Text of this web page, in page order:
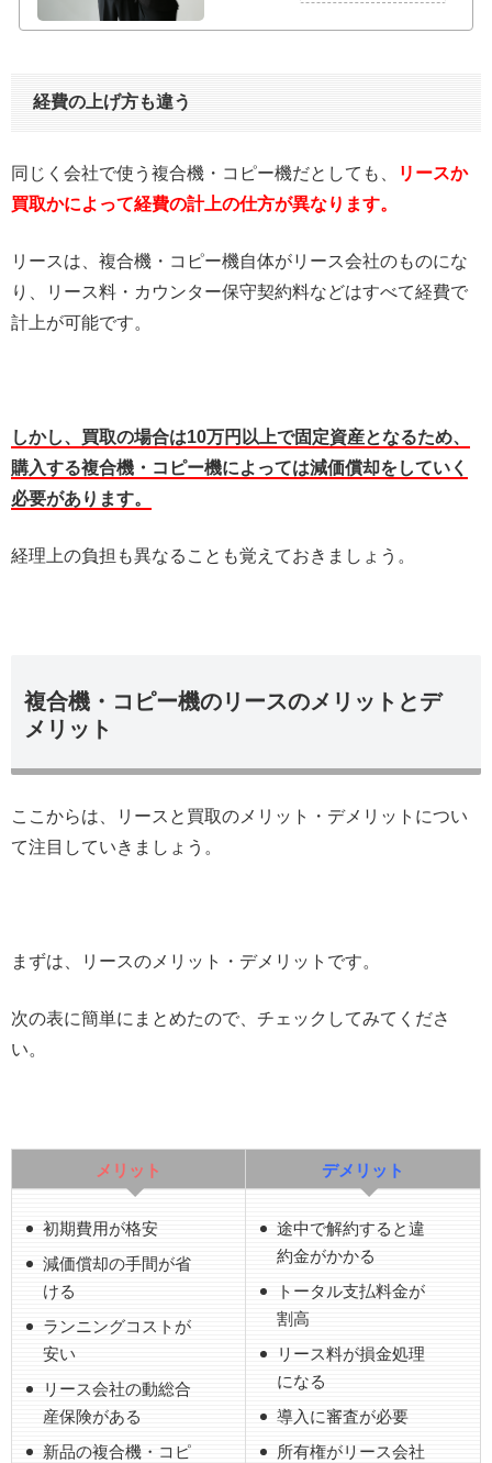
経費の上げ方も違う
同じく会社で使う複合機・コピー機だとしても、
リースか
買取かによって経費の計上の仕方が異なります。
リースは、複合機・コピー機自体がリース会社のものにな
り、リース料・カウンター保守契約料などはすべて経費で
計上が可能です。
しかし、買取の場合は10万円以上で固定資産となるため、
購入する複合機・コピー機によっては減価償却をしていく
必要があります。
経理上の負担も異なることも覚えておきましょう。
複合機・コピー機のリースのメリットとデ
メリット
ここからは、リースと買取のメリット・デメリットについ
て注目していきましょう。
まずは、リースのメリット・デメリットです。
次の表に簡単にまとめたので、チェックしてみてくださ
い。
メリット デメリット
初期費用が格安
減価償却の手間が省
ける
ランニングコストが
安い
リース会社の動総合
産保険がある
新品の複合機・コピ
途中で解約すると違
約金がかかる
トータル支払料金が
割高
リース料が損金処理
になる
導入に審査が必要
所有権がリース会社